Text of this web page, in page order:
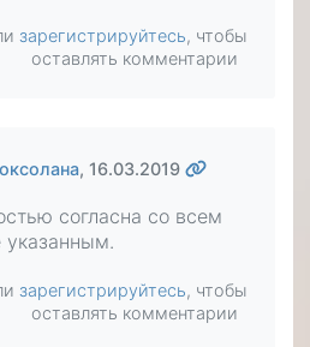
зарегистрируйтесь, чтобы
оставлять комментарии
, 16.03.2019
согласна со всем
зарегистрируйтесь, чтобы
оставлять комментарии